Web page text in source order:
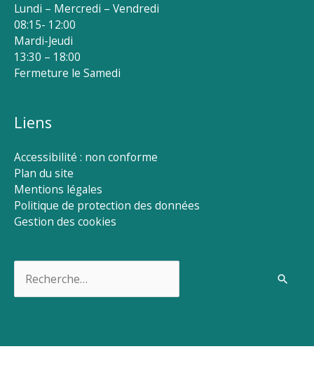
Lundi – Mercredi – Vendredi
08:15- 12:00
Mardi-Jeudi
13:30 – 18:00
Fermeture le Samedi
Liens
Accessibilité : non conforme
Plan du site
Mentions légales
Politique de protection des données
Gestion des cookies